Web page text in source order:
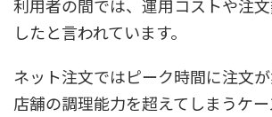
利用者の間では、運用コストや注
したと言われています。
ネット注文ではピーク時間に注文が
店舗の調理能力を超えてしまうケ